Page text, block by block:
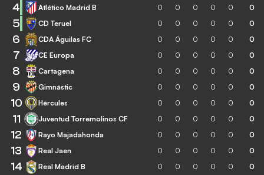
4 Atlético Madrid B 0 0 0 0 0 0
5 CD Teruel 0 0 0 0 0 0
6 CDA Águilas FC 0 0 0 0 0 0
7 CE Europa 0 0 0 0 0 0
8 Cartagena 0 0 0 0 0 0
9 Gimnástic 0 0 0 0 0 0
10 Hércules 0 0 0 0 0 0
11 Juventud Torremolinos CF 0 0 0 0 0 0
12 Rayo Majadahonda 0 0 0 0 0 0
13 Real Jaen 0 0 0 0 0 0
14 Real Madrid B 0 0 0 0 0 0